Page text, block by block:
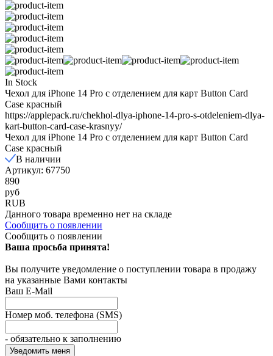
In Stock
Чехол для iPhone 14 Pro с отделением для карт Button Card
Case красный
https://applepack.ru/chekhol-dlya-iphone-14-pro-s-otdeleniem-dlya-
kart-button-card-case-krasnyy/
Чехол для iPhone 14 Pro с отделением для карт Button Card
Case красный
В наличии
Артикул: 67750
890
руб
RUB
Данного товара временно нет на складе
Сообщить о появлении
Сообщить о появлении
Ваша просьба принята!
Вы получите уведомление о поступлении товара в продажу
на указанные Вами контакты
Ваш E-Mail
Номер моб. телефона (SMS)
- обязательно к заполнению